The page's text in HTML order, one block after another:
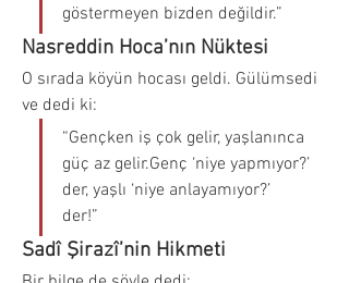
göstermeyen bizden değildir.”
Nasreddin Hoca’nın Nüktesi
O sırada köyün hocası geldi. Gülümsedi
ve dedi ki:
“Gençken iş çok gelir, yaşlanınca
güç az gelir.Genç ‘niye yapmıyor?’
der, yaşlı ‘niye anlayamıyor?’
der!”
Sadî Şirazî’nin Hikmeti